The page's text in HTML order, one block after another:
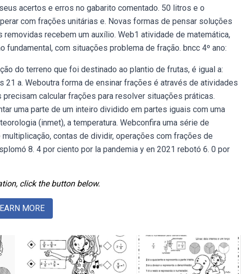
acertos e erros no gabarito comentado. 50 litros e o
com frações unitárias e. Novas formas de pensar soluções
recebem um auxílio. Web1 atividade de matemática,
com situações problema de fração. bncc 4º ano:
do terreno que foi destinado ao plantio de frutas, é igual a:
a. Weboutra forma de ensinar frações é através de atividades
calcular frações para resolver situações práticas.
uma parte de um inteiro dividido em partes iguais com uma
(inmet), a temperatura. Webconfira uma série de
contas de dividir, operações com frações de
8. 4 por ciento por la pandemia y en 2021 rebotó 6. 0 por
click the button below.
MORE